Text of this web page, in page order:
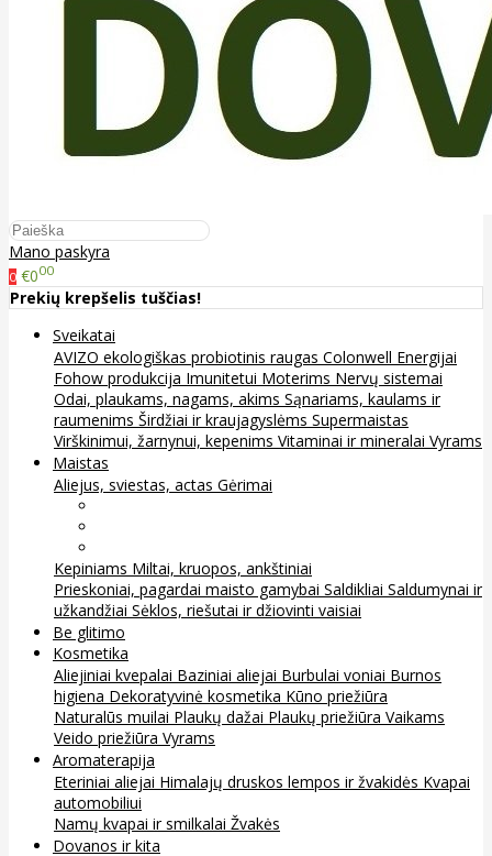
Mano paskyra
0 €000
Prekių krepšelis tuščias!
Sveikatai
AVIZO ekologiškas probiotinis raugas Colonwell Energijai
Fohow produkcija Imunitetui Moterims Nervų sistemai
Odai, plaukams, nagams, akims Sąnariams, kaulams ir
raumenims Širdžiai ir kraujagyslėms Supermaistas
Virškinimui, žarnynui, kepenims Vitaminai ir mineralai Vyrams
Maistas
Aliejus, sviestas, actas Gėrimai
Kepiniams Miltai, kruopos, ankštiniai
Prieskoniai, pagardai maisto gamybai Saldikliai Saldumynai ir
užkandžiai Sėklos, riešutai ir džiovinti vaisiai
Be glitimo
Kosmetika
Aliejiniai kvepalai Baziniai aliejai Burbulai voniai Burnos
higiena Dekoratyvinė kosmetika Kūno priežiūra
Naturalūs muilai Plaukų dažai Plaukų priežiūra Vaikams
Veido priežiūra Vyrams
Aromaterapija
Eteriniai aliejai Himalajų druskos lempos ir žvakidės Kvapai
automobiliui
Namų kvapai ir smilkalai Žvakės
Dovanos ir kita